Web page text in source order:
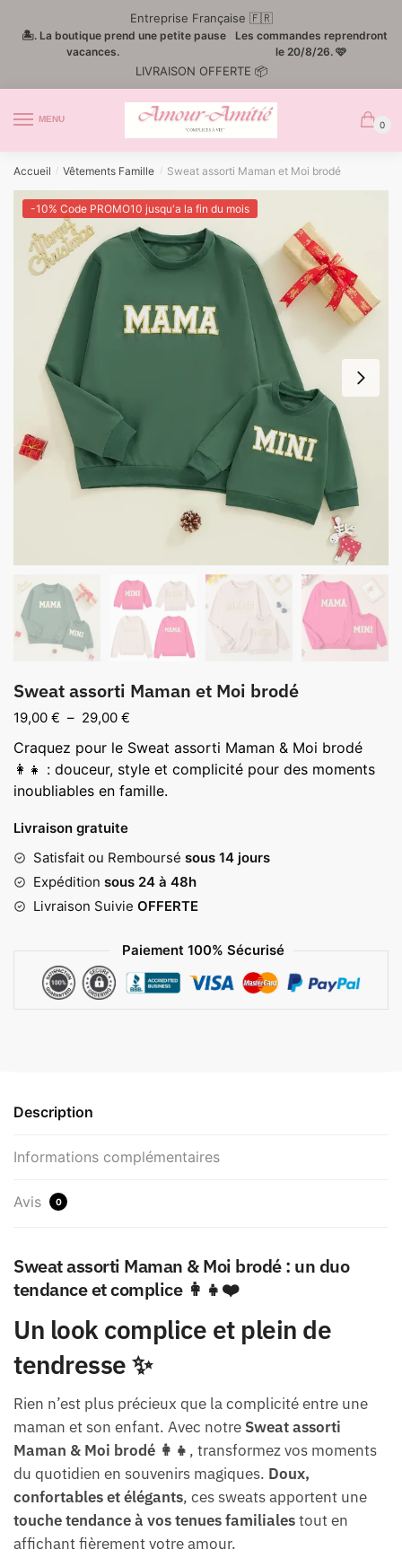
Entreprise Française 🇫🇷
🏝️. La boutique prend une petite pause
vacances.
Les commandes reprendront
le 20/8/26. 🩷
LIVRAISON OFFERTE 📦
MENU
0
Accueil / Vêtements Famille / Sweat assorti Maman et Moi brodé
-10% Code PROMO10 jusqu'a la fin du mois
Sweat assorti Maman et Moi brodé
19,00 € – 29,00 €
prix :
19,00 €
à
Craquez pour le Sweat assorti Maman & Moi brodé
👩‍👧 : douceur, style et complicité pour des moments
inoubliables en famille.
Livraison gratuite
Satisfait ou Remboursé sous 14 jours
Expédition sous 24 à 48h
Livraison Suivie OFFERTE
Paiement 100% Sécurisé
Description
Informations complémentaires
Avis 0
Sweat assorti Maman & Moi brodé : un duo
tendance et complice 👩‍👧❤️
Un look complice et plein de
tendresse ✨
Rien n’est plus précieux que la complicité entre une
maman et son enfant. Avec notre Sweat assorti
Maman & Moi brodé 👩‍👧 , transformez vos moments
du quotidien en souvenirs magiques. Doux,
confortables et élégants, ces sweats apportent une
touche tendance à vos tenues familialestout en
affichant fièrement votre amour.